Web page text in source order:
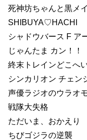
死神坊ちゃんと黒メ
SHIBUYA♡HACHI
シャドウバース F ア
じゃんたま カン！！
終末トレインどこへ
シンカリオン チェン
声優ラジオのウラオ
戦隊大失格
ただいま、おかえり
ちびゴジラの逆襲